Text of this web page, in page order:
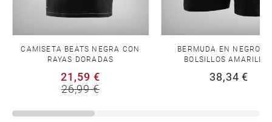
CAMISETA BEATS NEGRA CON
RAYAS DORADAS
21,59 €
26,99 €
BERMUDA EN NEGRO
BOLSILLOS
38,34 €